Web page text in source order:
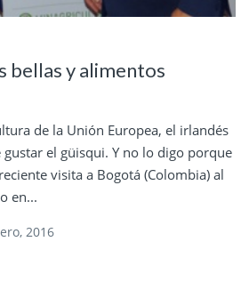
bellas y alimentos
de la Unión Europea, el irlandés
gustar el güisqui. Y no lo digo porque
visita a Bogotá (Colombia) al
en...
2016